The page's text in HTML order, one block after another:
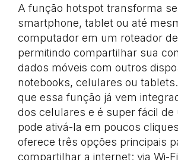
A função hotspot transforma
smartphone, tablet ou até
computador em um roteador
permitindo compartilhar sua
dados móveis com outros
notebooks, celulares ou
que essa função já vem
dos celulares e é super fácil de
pode ativá-la em poucos
oferece três opções principais
compartilhar a internet: via Wi-